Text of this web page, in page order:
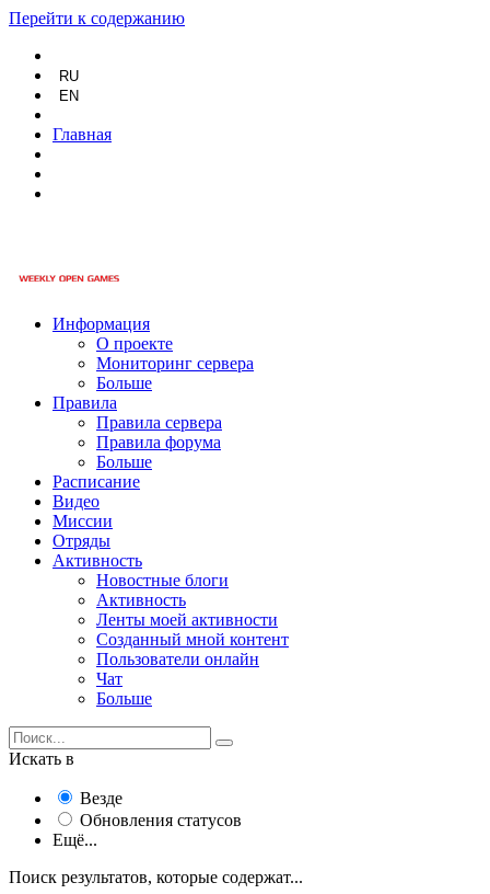
Перейти к содержанию
RU
EN
Главная
Информация
О проекте
Мониторинг сервера
Больше
Правила
Правила сервера
Правила форума
Больше
Расписание
Видео
Миссии
Отряды
Активность
Новостные блоги
Активность
Ленты моей активности
Созданный мной контент
Пользователи онлайн
Чат
Больше
Искать в
Везде
Обновления статусов
Ещё...
Поиск результатов, которые содержат...